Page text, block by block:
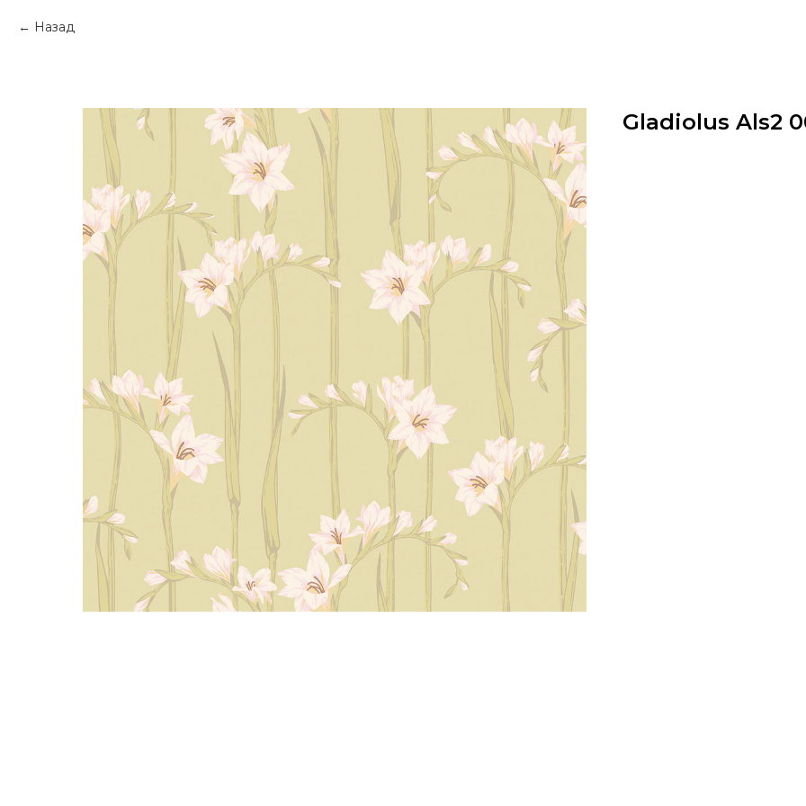
Назад
Gladiolus Als2